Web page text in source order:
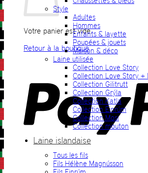
Votre panier est vide.
Retour à la boutique
Style
Adultes
Hommes
Enfants & layette
Poupées & jouets
Maison & déco
Laine utilisée
Collection Love Story
Collection Love Story +
Collection Gilitrutt
Collection Grýla
Collection Katla
Collection Einrúm
Collection Mosi
Collection mouton
Laine islandaise
Tous les fils
Fils Hélène Magnússon